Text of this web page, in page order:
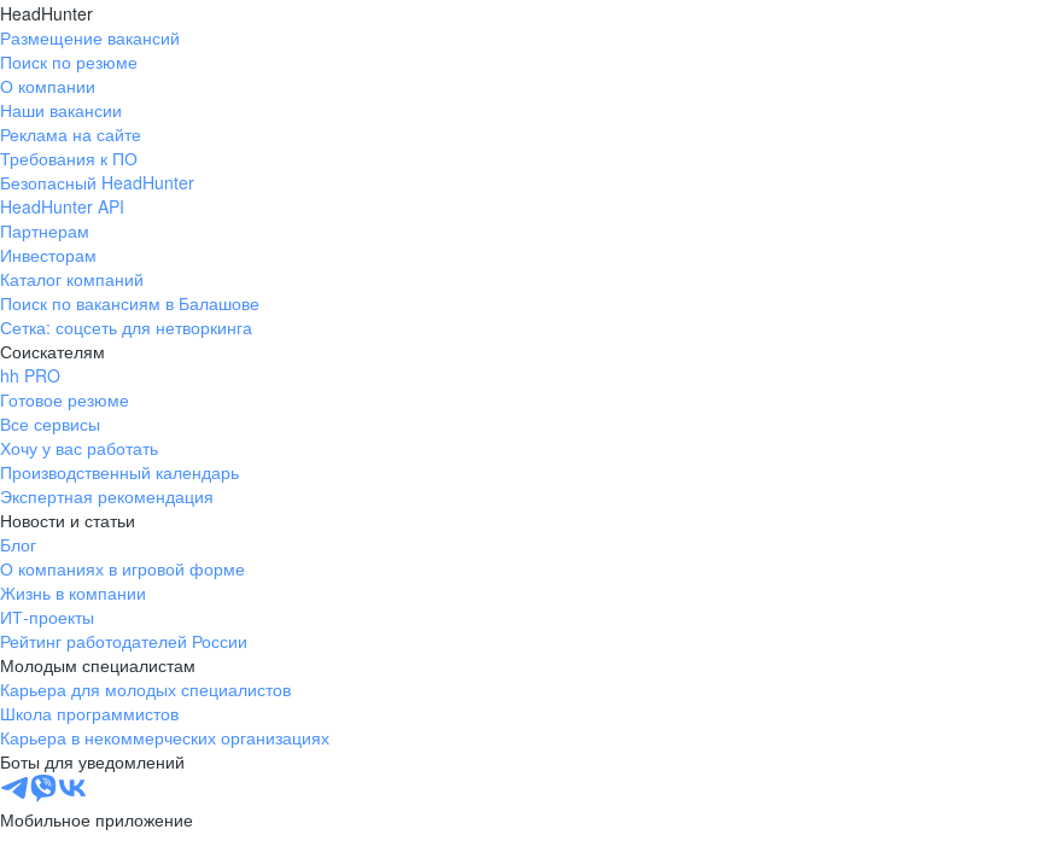
HeadHunter
Размещение вакансий
Поиск по резюме
О компании
Наши вакансии
Реклама на сайте
Требования к ПО
Безопасный HeadHunter
HeadHunter API
Партнерам
Инвесторам
Каталог компаний
Поиск по вакансиям в Балашове
Сетка: соцсеть для нетворкинга
Соискателям
hh PRO
Готовое резюме
Все сервисы
Хочу у вас работать
Производственный календарь
Экспертная рекомендация
Новости и статьи
Блог
О компаниях в игровой форме
Жизнь в компании
ИТ-проекты
Рейтинг работодателей России
Молодым специалистам
Карьера для молодых специалистов
Школа программистов
Карьера в некоммерческих организациях
Боты для уведомлений
Мобильное приложение